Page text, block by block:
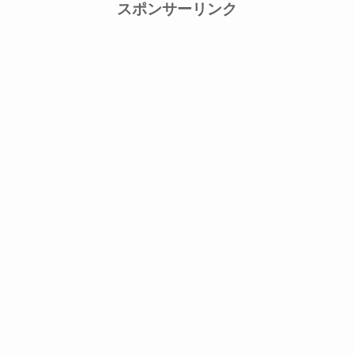
スポンサーリンク